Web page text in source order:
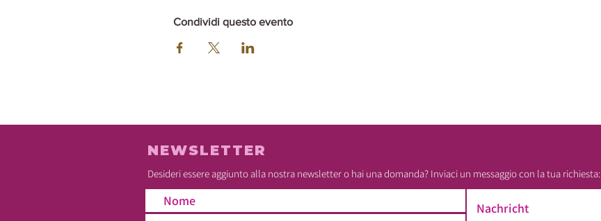
Condividi questo evento
NEWSLETTER
Desideri essere aggiunto alla nostra newsletter o hai una domanda? Inviaci un messaggio con la tua richiesta: